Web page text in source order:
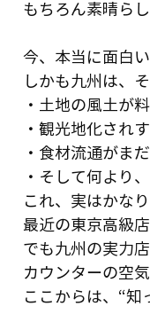
もちろん素晴ら
今、本当に面白い
しかも九州は、
・土地の風土が
・観光地化され
・食材流通がま
・そして何より
これ、実はかなり
最近の東京高級
でも九州の実力
カウンターの空気
ここからは、“知